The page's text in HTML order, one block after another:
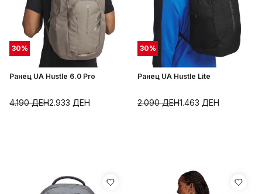
30%
Ранец UA Hustle 6.0 Pro
2.933 ДЕН
4.190ДЕН
30%
Ранец UA Hustle Lite
1.463 ДЕН
2.090ДЕН